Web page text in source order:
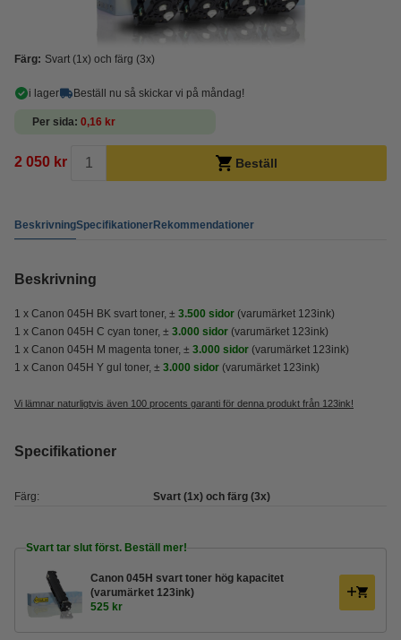
Färg: Svart (1x) och färg (3x)
i lager Beställ nu så skickar vi på måndag!
Per sida 0,16 kr
2 050 kr Beställ
BeskrivningSpecifikationerRekommendationer
Beskrivning
1 x Canon 045H BK svart toner, ± 3.500 sidor (varumärket 123ink)
1 x Canon 045H C cyan toner, ± 3.000 sidor (varumärket 123ink)
1 x Canon 045H M magenta toner, ± 3.000 sidor (varumärket 123ink)
1 x Canon 045H Y gul toner, ± 3.000 sidor (varumärket 123ink)
Vi lämnar naturligtvis även 100 procents garanti för denna produkt från 123ink!
Specifikationer
Färg: Svart (1x) och färg (3x)
Svart tar slut först. Beställ mer!
Canon 045H svart toner hög kapacitet
(varumärket 123ink)
525 kr